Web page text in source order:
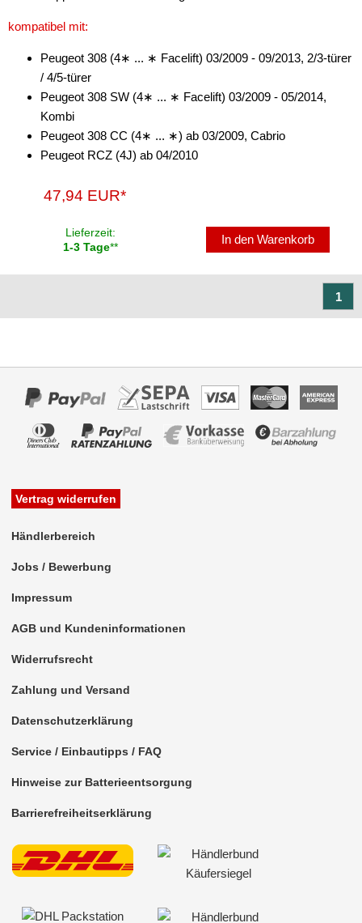
kompatibel mit:
Peugeot 308 (4∗ ... ∗ Facelift) 03/2009 - 09/2013, 2/3-türer
/ 4/5-türer
Peugeot 308 SW (4∗ ... ∗ Facelift) 03/2009 - 05/2014,
Kombi
Peugeot 308 CC (4∗ ... ∗) ab 03/2009, Cabrio
Peugeot RCZ (4J) ab 04/2010
47,94 EUR*
Lieferzeit:
1-3 Tage**
In den Warenkorb
1
Vertrag widerrufen
Händlerbereich
Jobs / Bewerbung
Impressum
AGB und Kundeninformationen
Widerrufsrecht
Zahlung und Versand
Datenschutzerklärung
Service / Einbautipps / FAQ
Hinweise zur Batterieentsorgung
Barrierefreiheitserklärung